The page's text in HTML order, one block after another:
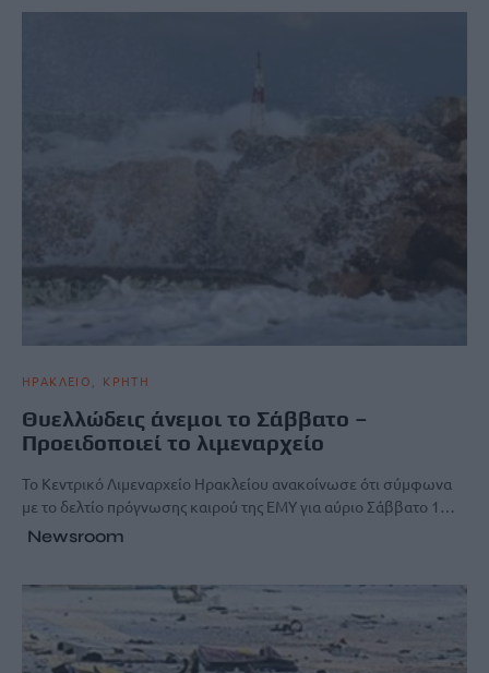
ΗΡΑΚΛΕΙΟ ΚΡΗΤΗ
Θυελλώδεις άνεμοι το Σάββατο –
Προειδοποιεί το λιμεναρχείο
Το Κεντρικό Λιμεναρχείο Ηρακλείου ανακοίνωσε ότι σύμφωνα
με το δελτίο πρόγνωσης καιρού της ΕΜΥ για αύριο Σάββατο 1…
Newsroom